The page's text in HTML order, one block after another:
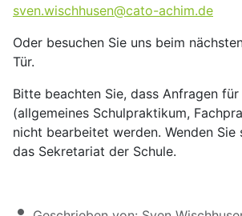
sven.wischhusen@cato-achim.de
Oder besuchen Sie uns beim
Tür.
Bitte beachten Sie, dass Anfragen
(allgemeines Schulpraktikum,
nicht bearbeitet werden. Wenden Sie
das Sekretariat der Schule.